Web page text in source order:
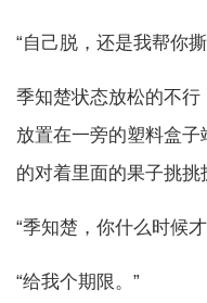
“自己脱，还是我帮你
季知楚状态放松的不
放置在一旁的塑料盒
的对着里面的果子挑挑
“季知楚，你什么时候
“给我个期限。”